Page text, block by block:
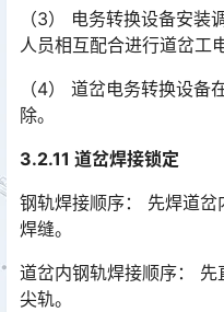
（3） 电务转换设备安
人员相互配合进行道岔工
（4） 道岔电务转换设备
除。
3.2.11 道岔焊接锁定
钢轨焊接顺序： 先焊道
焊缝。
道岔内钢轨焊接顺序：
尖轨。